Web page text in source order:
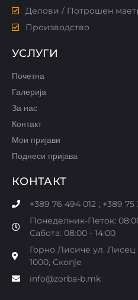
Делови / Потрошен
Производство
УСЛУГИ
Почетна
Галерија
За нас
Контакт
Мои пријави
Поднеси пријава
КОНТАКТ
+389 76 494 012 ; +389 75
Понеделник-Петок:
Сабота: 08:00 - 14:00
Горно Лисиче ул. Лисец
1000, Скопје
info@zorba-b.mk